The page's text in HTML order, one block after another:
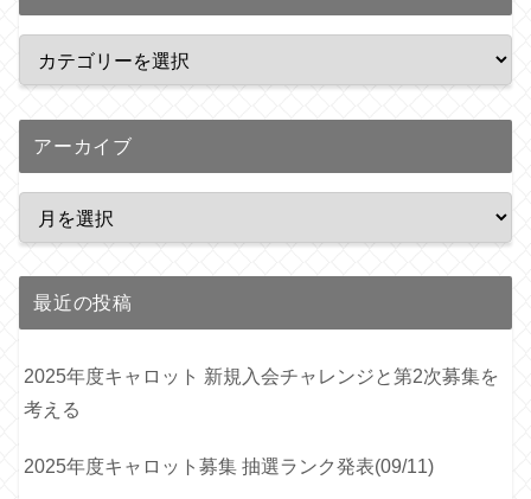
アーカイブ
最近の投稿
2025年度キャロット 新規入会チャレンジと第2次募集を
考える
2025年度キャロット募集 抽選ランク発表(09/11)